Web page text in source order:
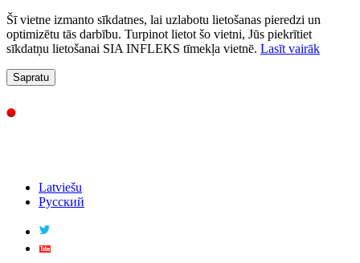
Šī vietne izmanto sīkdatnes, lai uzlabotu lietošanas pieredzi un
optimizētu tās darbību. Turpinot lietot šo vietni, Jūs piekrītiet
sīkdatņu lietošanai SIA INFLEKS tīmekļa vietnē. Lasīt vairāk
Sapratu
Latviešu
Русский